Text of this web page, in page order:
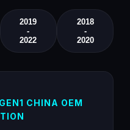
2019
-
2022
2018
-
2020
CHINA OEM